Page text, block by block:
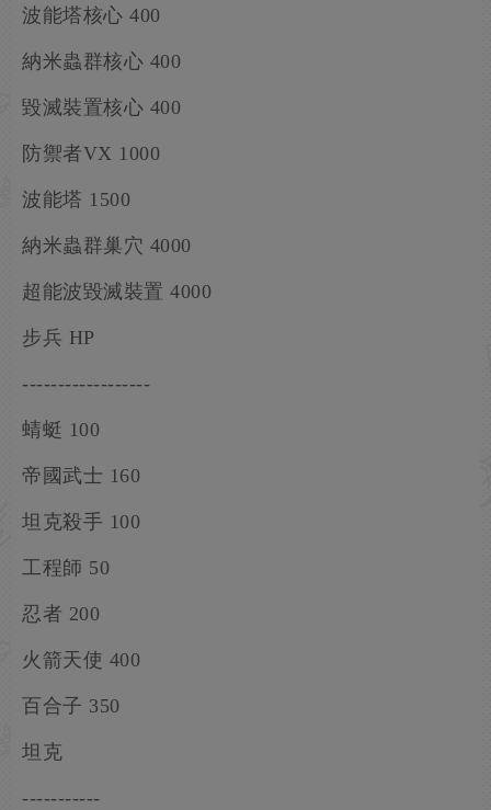
波能塔核心 400
納米蟲群核心 400
毀滅裝置核心 400
防禦者VX 1000
波能塔 1500
納米蟲群巢穴 4000
超能波毀滅裝置 4000
步兵 HP
------------------
蜻蜓 100
帝國武士 160
坦克殺手 100
工程師 50
忍者 200
火箭天使 400
百合子 350
坦克
-----------